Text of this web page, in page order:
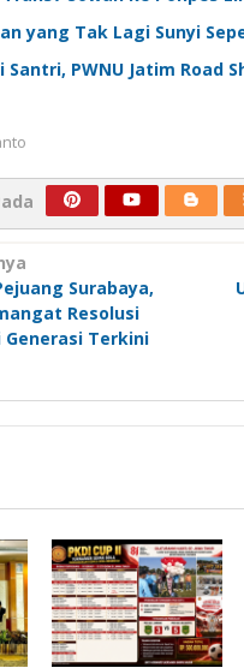
yang Tak Lagi Sunyi
PWNU Jatim Road
Surabaya,
Resolusi
Generasi Terkini